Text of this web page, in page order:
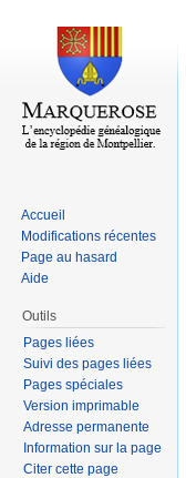
Accueil
Modifications récentes
Page au hasard
Aide
Outils
Pages liées
Suivi des pages liées
Pages spéciales
Version imprimable
Adresse permanente
Information sur la page
Citer cette page